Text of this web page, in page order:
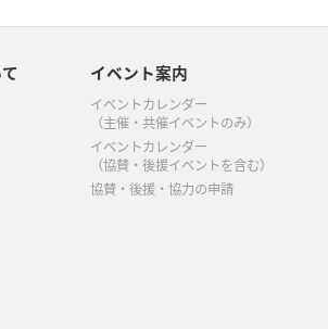
イベント案内
イベントカレンダー
（主催・共催イベントのみ）
イベントカレンダー
（協賛・後援イベントを含む）
協賛・後援・協力の申請